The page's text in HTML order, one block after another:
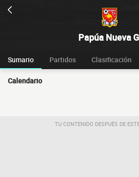
Papúa Nueva
Sumario Partidos Clasificación
Calendario
TU CONTENIDO DESPUÉS DE